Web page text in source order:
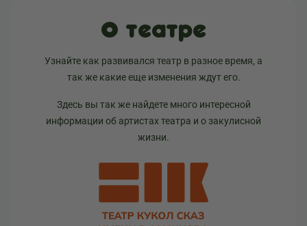
О театре
Узнайте как развивался театр в разное время, а
так же какие еще изменения ждут его.
Здесь вы так же найдете много интересной
информации об артистах театра и о закулисной
жизни.